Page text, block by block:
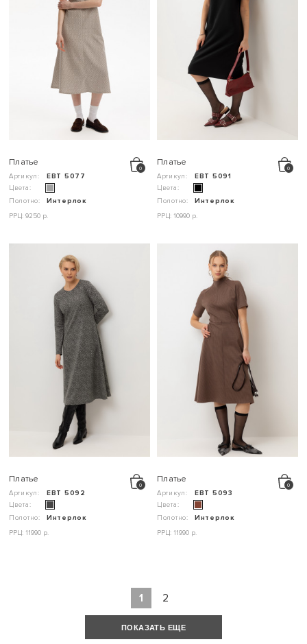
Платье
Артикул:
ЕВТ 5077
Цвета:
Полотно:
Интерлок
РРЦ: 9250 р.
Платье
Артикул:
ЕВТ 5091
Цвета:
Полотно:
Интерлок
РРЦ: 10990 р.
Платье
Артикул:
ЕВТ 5092
Цвета:
Полотно:
Интерлок
РРЦ: 11990 р.
Платье
Артикул:
ЕВТ 5093
Цвета:
Полотно:
Интерлок
РРЦ: 11990 р.
1 2
ПОКАЗАТЬ ЕЩЕ